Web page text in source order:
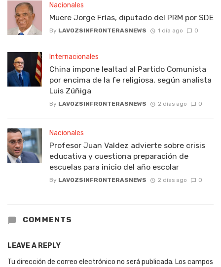
Nacionales
Muere Jorge Frías, diputado del PRM por SDE
By LAVOZSINFRONTERASNEWS 1 día ago 0
Internacionales
China impone lealtad al Partido Comunista
por encima de la fe religiosa, según analista
Luis Zúñiga
By LAVOZSINFRONTERASNEWS 2 días ago 0
Nacionales
Profesor Juan Valdez advierte sobre crisis
educativa y cuestiona preparación de
escuelas para inicio del año escolar
By LAVOZSINFRONTERASNEWS 2 días ago 0
COMMENTS
LEAVE A REPLY
Tu dirección de correo electrónico no será publicada. Los campos